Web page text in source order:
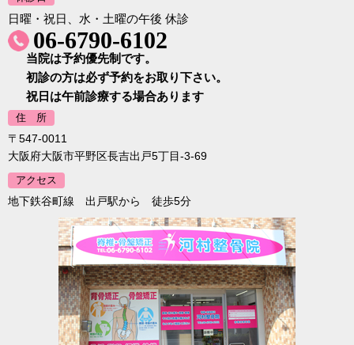
日曜・祝日、水・土曜の午後 休診
06-6790-6102
当院は予約優先制です。
初診の方は必ず予約をお取り下さい。
祝日は午前診療する場合あります
住 所
〒547-0011
大阪府大阪市平野区長吉出戸5丁目-3-69
アクセス
地下鉄谷町線 出戸駅から 徒歩5分